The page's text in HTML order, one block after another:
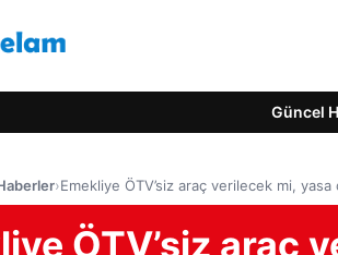
Güncel
›Emekliye ÖTV’siz araç verilecek mi,
ÖTV’siz araç